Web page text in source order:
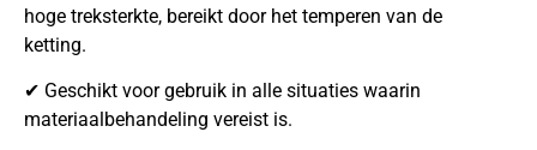
hoge treksterkte, bereikt door het temperen van de
ketting.
✔ Geschikt voor gebruik in alle situaties waarin
materiaalbehandeling vereist is.